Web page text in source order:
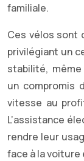
familiale.
Ces vélos sont
privilégiant un
stabilité,
un compromis
vitesse au
L’assistance
rendre leur
face à la voiture